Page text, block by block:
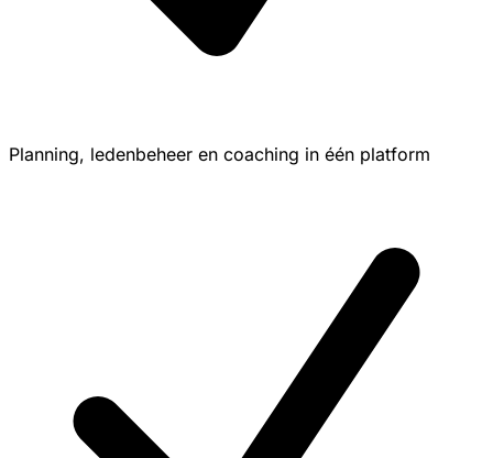
Planning, ledenbeheer en coaching in één platform